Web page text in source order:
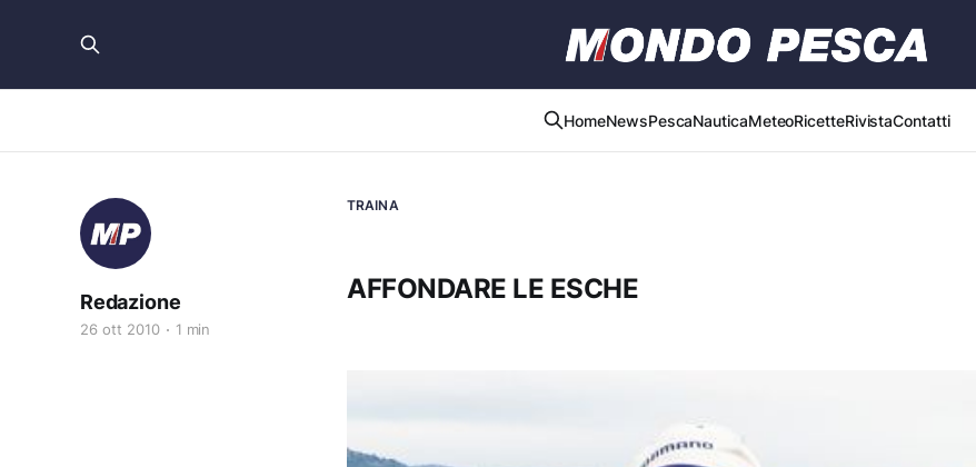
HomeNewsPescaNauticaMeteoRicetteRivistaContatti
TRAINA
AFFONDARE LE ESCHE
Redazione
26 ott 2010 1 min